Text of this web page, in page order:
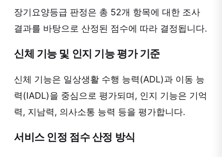
장기요양등급 판정은 총 52개 항목에 대한 조사
결과를 바탕으로 산정된 점수에 따라 결정됩니다.
신체 기능 및 인지 기능 평가 기준
신체 기능은 일상생활 수행 능력(ADL)과 이동 능
력(IADL)을 중심으로 평가되며, 인지 기능은 기억
력, 지남력, 의사소통 능력 등을 평가합니다.
서비스 인정 점수 산정 방식